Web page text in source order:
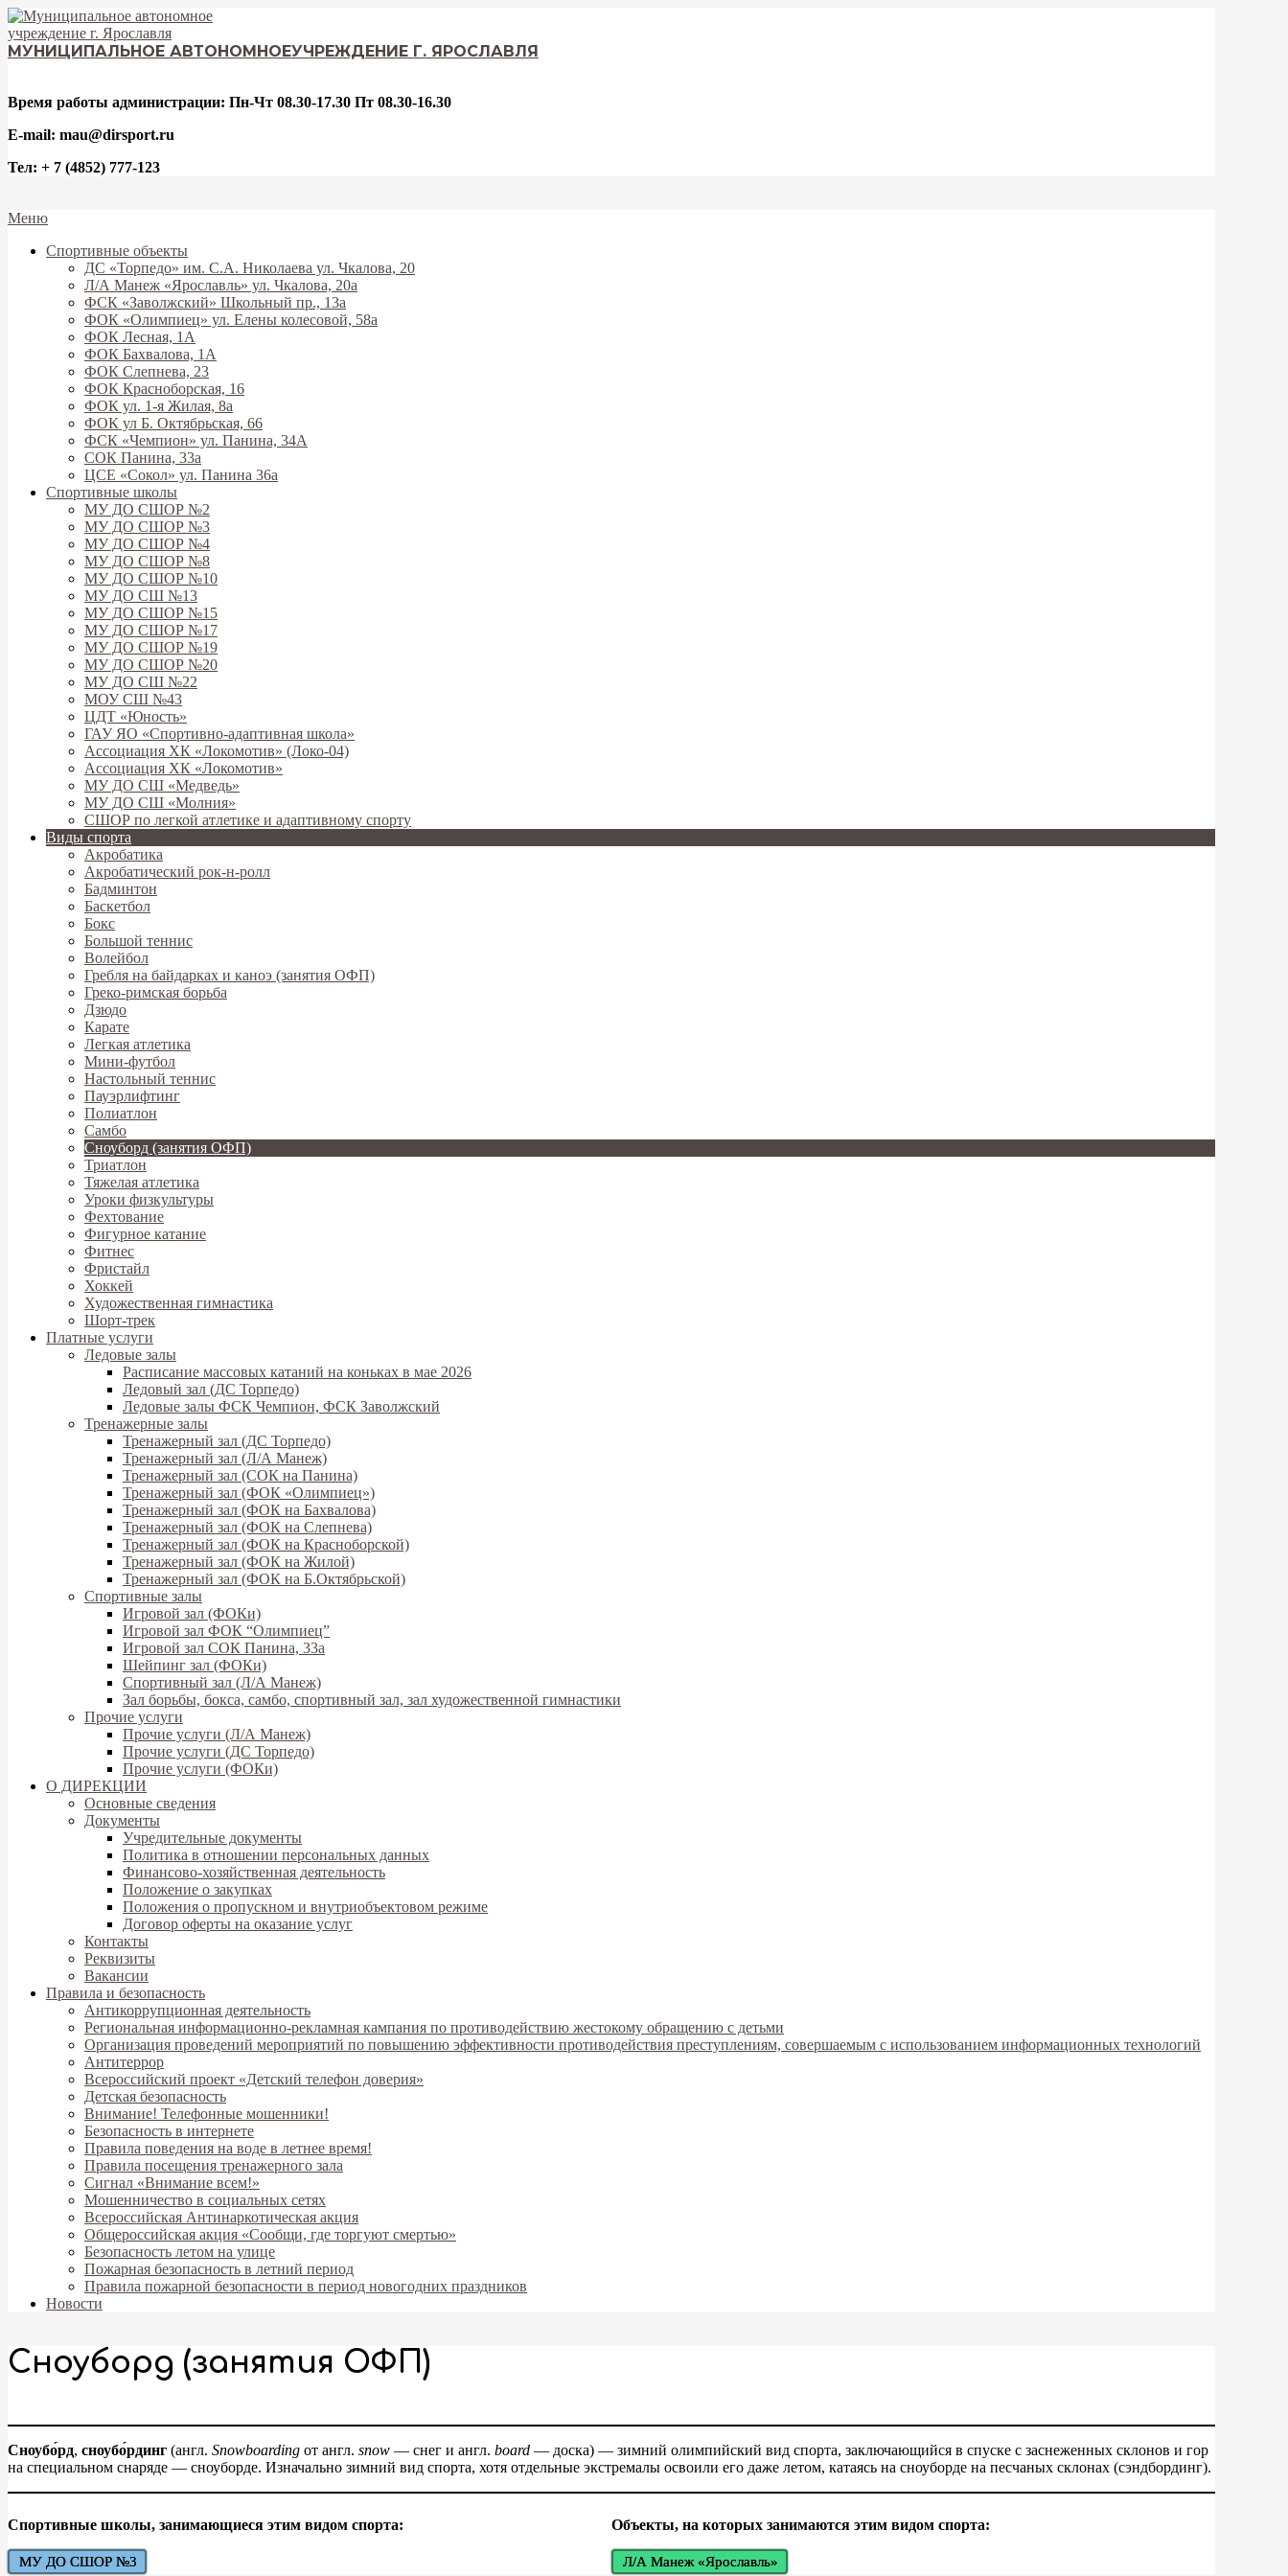
Перейти
к
содержимому
МУНИЦИПАЛЬНОЕ АВТОНОМНОЕУЧРЕЖДЕНИЕ Г. ЯРОСЛАВЛЯ
Время работы администрации: Пн-Чт 08.30-17.30 Пт 08.30-16.30
E-mail: mau@dirsport.ru
Тел: + 7 (4852) 777-123
Вторичное
навигации
Меню
Спортивные объекты
ДС «Торпедо» им. С.А. Николаева ул. Чкалова, 20
Л/А Манеж «Ярославль» ул. Чкалова, 20а
ФСК «Заволжский» Школьный пр., 13а
ФОК «Олимпиец» ул. Елены колесовой, 58а
ФОК Лесная, 1А
ФОК Бахвалова, 1А
ФОК Слепнева, 23
ФОК Красноборская, 16
ФОК ул. 1-я Жилая, 8а
ФОК ул Б. Октябрьская, 66
ФСК «Чемпион» ул. Панина, 34А
СОК Панина, 33а
ЦСЕ «Сокол» ул. Панина 36а
Спортивные школы
МУ ДО СШОР №2
МУ ДО СШОР №3
МУ ДО СШОР №4
МУ ДО СШОР №8
МУ ДО СШОР №10
МУ ДО СШ №13
МУ ДО СШОР №15
МУ ДО СШОР №17
МУ ДО СШОР №19
МУ ДО СШОР №20
МУ ДО СШ №22
МОУ СШ №43
ЦДТ «Юность»
ГАУ ЯО «Спортивно-адаптивная школа»
Ассоциация ХК «Локомотив» (Локо-04)
Ассоциация ХК «Локомотив»
МУ ДО СШ «Медведь»
МУ ДО СШ «Молния»
СШОР по легкой атлетике и адаптивному спорту
Виды спорта
Акробатика
Акробатический рок-н-ролл
Бадминтон
Баскетбол
Бокс
Большой теннис
Волейбол
Гребля на байдарках и каноэ (занятия ОФП)
Греко-римская борьба
Дзюдо
Карате
Легкая атлетика
Мини-футбол
Настольный теннис
Пауэрлифтинг
Полиатлон
Самбо
Сноуборд (занятия ОФП)
Триатлон
Тяжелая атлетика
Уроки физкультуры
Фехтование
Фигурное катание
Фитнес
Фристайл
Хоккей
Художественная гимнастика
Шорт-трек
Платные услуги
Ледовые залы
Расписание массовых катаний на коньках в мае 2026
Ледовый зал (ДС Торпедо)
Ледовые залы ФСК Чемпион, ФСК Заволжский
Тренажерные залы
Тренажерный зал (ДС Торпедо)
Тренажерный зал (Л/А Манеж)
Тренажерный зал (СОК на Панина)
Тренажерный зал (ФОК «Олимпиец»)
Тренажерный зал (ФОК на Бахвалова)
Тренажерный зал (ФОК на Слепнева)
Тренажерный зал (ФОК на Красноборской)
Тренажерный зал (ФОК на Жилой)
Тренажерный зал (ФОК на Б.Октябрьской)
Спортивные залы
Игровой зал (ФОКи)
Игровой зал ФОК “Олимпиец”
Игровой зал СОК Панина, 33а
Шейпинг зал (ФОКи)
Спортивный зал (Л/А Манеж)
Зал борьбы, бокса, самбо, спортивный зал, зал художественной гимнастики
Прочие услуги
Прочие услуги (Л/А Манеж)
Прочие услуги (ДС Торпедо)
Прочие услуги (ФОКи)
О ДИРЕКЦИИ
Основные сведения
Документы
Учредительные документы
Политика в отношении персональных данных
Финансово-хозяйственная деятельность
Положение о закупках
Положения о пропускном и внутриобъектовом режиме
Договор оферты на оказание услуг
Контакты
Реквизиты
Вакансии
Правила и безопасность
Антикоррупционная деятельность
Региональная информационно-рекламная кампания по противодействию жестокому обращению с детьми
Организация проведений мероприятий по повышению эффективности противодействия преступлениям, совершаемым с использованием информационных технологий
Антитеррор
Всероссийский проект «Детский телефон доверия»
Детская безопасность
Внимание! Телефонные мошенники!
Безопасность в интернете
Правила поведения на воде в летнее время!
Правила посещения тренажерного зала
Сигнал «Внимание всем!»
Мошенничество в социальных сетях
Всероссийская Антинаркотическая акция
Общероссийская акция «Сообщи, где торгуют смертью»
Безопасность летом на улице
Пожарная безопасность в летний период
Правила пожарной безопасности в период новогодних праздников
Новости
Сноуборд (занятия ОФП)
Сноубо́рд, сноубо́рдинг (англ. Snowboarding от англ. snow — снег и англ. board — доска) — зимний олимпийский вид спорта, заключающийся в спуске с заснеженных склонов и гор
на специальном снаряде — сноуборде. Изначально зимний вид спорта, хотя отдельные экстремалы освоили его даже летом, катаясь на сноуборде на песчаных склонах (сэндбординг).
Спортивные школы, занимающиеся этим видом спорта:
МУ ДО СШОР №3
Объекты, на которых занимаются этим видом спорта:
Л/А Манеж «Ярославль»